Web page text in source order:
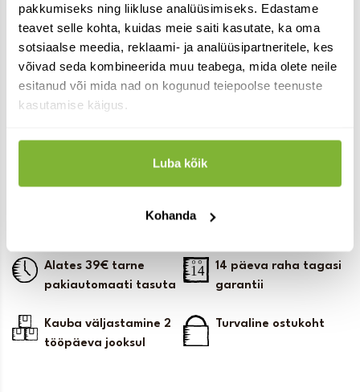
pakkumiseks ning liikluse analüüsimiseks. Edastame
teavet selle kohta, kuidas meie saiti kasutate, ka oma
sotsiaalse meedia, reklaami- ja analüüsipartneritele, kes
võivad seda kombineerida muu teabega, mida olete neile
esitanud või mida nad on kogunud teiepoolse teenuste
kasutamise käigus.
Luba kõik
Kohanda
Kuusevaigusalv 25 g
€13.50
laos
Hanerasva salv 25g
€14.00
laos
Alates 39€ tarne
pakiautomaati tasuta
14 päeva raha tagasi
garantii
Kauba väljastamine 2
tööpäeva jooksul
Turvaline ostukoht